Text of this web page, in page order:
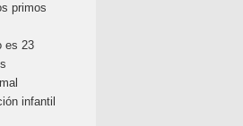
primos
es 23
infantil